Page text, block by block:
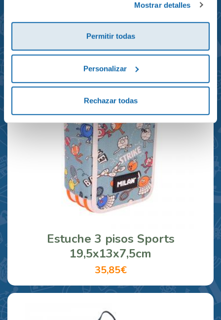
Mostrar detalles
Permitir todas
Personalizar
Rechazar todas
reciclada 21x10x28cm
23,95€
Estuche 3 pisos Sports
19,5x13x7,5cm
35,85€